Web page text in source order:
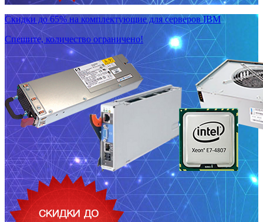
Скидки до 65% на комплектующие для серверов IBM
Спешите, количество ограничено!